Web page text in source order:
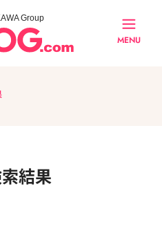
Group
MENU
結果